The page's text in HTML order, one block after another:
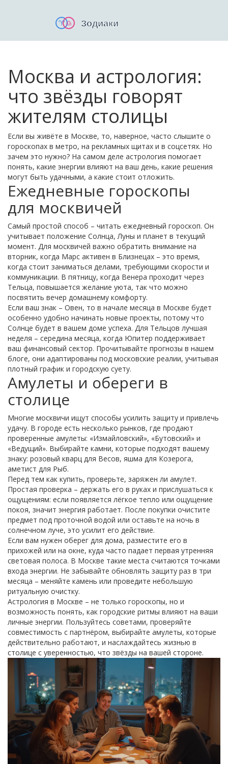
Москва и астрология:
что звёзды говорят
жителям столицы
Если вы живёте в Москве, то, наверное, часто слышите о
гороскопах в метро, на рекламных щитах и в соцсетях. Но
зачем это нужно? На самом деле астрология помогает
понять, какие энергии влияют на ваш день, какие решения
могут быть удачными, а какие стоит отложить.
Ежедневные гороскопы
для москвичей
Самый простой способ – читать ежедневный гороскоп. Он
учитывает положение Солнца, Луны и планет в текущий
момент. Для москвичей важно обратить внимание на
вторник, когда Марс активен в Близнецах – это время,
когда стоит заниматься делами, требующими скорости и
коммуникации. В пятницу, когда Венера проходит через
Тельца, повышается желание уюта, так что можно
посвятить вечер домашнему комфорту.
Если ваш знак – Овен, то в начале месяца в Москве будет
особенно удобно начинать новые проекты, потому что
Солнце будет в вашем доме успеха. Для Тельцов лучшая
неделя – середина месяца, когда Юпитер поддерживает
ваш финансовый сектор. Прочитывайте прогнозы в нашем
блоге, они адаптированы под московские реалии, учитывая
плотный график и городскую суету.
Амулеты и обереги в
столице
Многие москвичи ищут способы усилить защиту и привлечь
удачу. В городе есть несколько рынков, где продают
проверенные амулеты: «Измайловский», «Бутовский» и
«Ведущий». Выбирайте камни, которые подходят вашему
знаку: розовый кварц для Весов, яшма для Козерога,
аметист для Рыб.
Перед тем как купить, проверьте, заряжен ли амулет.
Простая проверка – держать его в руках и прислушаться к
ощущениям: если появляется лёгкое тепло или ощущение
покоя, значит энергия работает. После покупки очистите
предмет под проточной водой или оставьте на ночь в
солнечном луче, это усилит его действие.
Если вам нужен оберег для дома, разместите его в
прихожей или на окне, куда часто падает первая утренняя
световая полоса. В Москве такие места считаются точками
входа энергии. Не забывайте обновлять защиту раз в три
месяца – меняйте камень или проведите небольшую
ритуальную очистку.
Астрология в Москве – не только гороскопы, но и
возможность понять, как городские ритмы влияют на ваши
личные энергии. Пользуйтесь советами, проверяйте
совместимость с партнёром, выбирайте амулеты, которые
действительно работают, и наслаждайтесь жизнью в
столице с уверенностью, что звёзды на вашей стороне.